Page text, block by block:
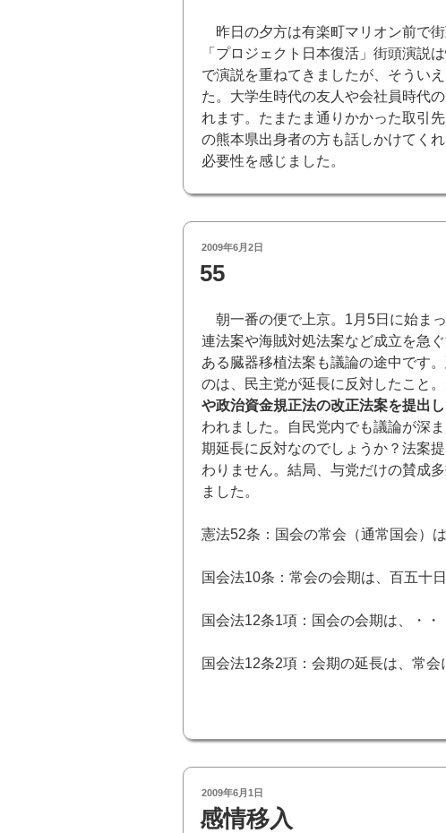
昨日の夕方は有楽町マリオン前で
「プロジェクト日本復活」街頭演説
で演説を重ねてきましたが、そうい
た。大学生時代の友人や会社員時代
れます。たまたま通りかかった取引
の熊本県出身者の方も話しかけてく
必要性を感じました。
投
日:
2009年6月2日
55
朝一番の便で上京。1月5日に始ま
連法案や海賊対処法案など成立を急
ある臓器移植法案も議論の途中です
のは、民主党が延長に反対したこと
や政治資金規正法の改正法案を提出
われました。自民党内でも議論が深
期延長に反対なのでしょうか？法案
わりません。結局、与党だけの賛成
ました。
憲法52条：国会の常会（通常国会）
国会法10条：常会の会期は、百五十
国会法12条1項：国会の会期は、・
国会法12条2項：会期の延長は、常
投
日:
2009年6月1日
感情移入